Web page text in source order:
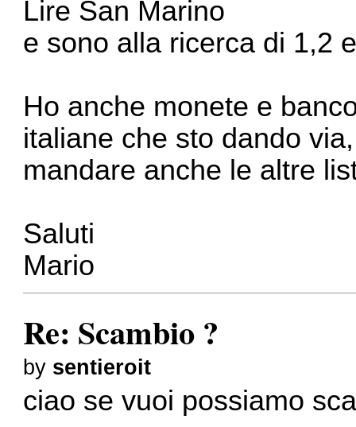
Lire San Marino
e sono alla ricerca di 1,2
Ho anche monete e
italiane che sto dando
mandare anche le altre
Saluti
Mario
Re: Scambio ?
by sentieroit
ciao se vuoi possiamo